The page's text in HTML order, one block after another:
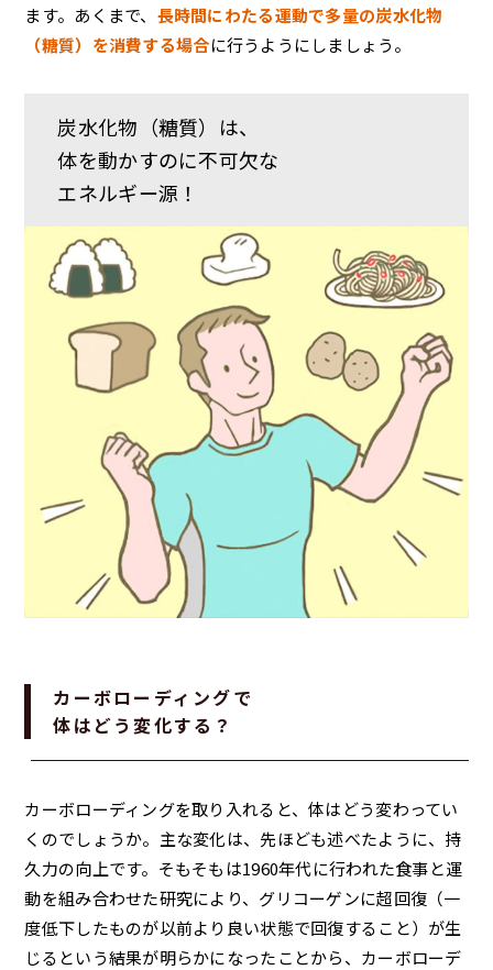
ます。あくまで、 長時間にわたる運動で多量の炭水化物
（糖質）を消費する場合に行うようにしましょう。
炭水化物（糖質）は、
体を動かすのに不可欠な
エネルギー源！
カーボローディングで
体はどう変化する？
カーボローディングを取り入れると、体はどう変わってい
くのでしょうか。主な変化は、先ほども述べたように、持
久力の向上です。そもそもは1960年代に行われた食事と運
動を組み合わせた研究により、グリコーゲンに超回復（一
度低下したものが以前より良い状態で回復すること）が生
じるという結果が明らかになったことから、カーボローデ